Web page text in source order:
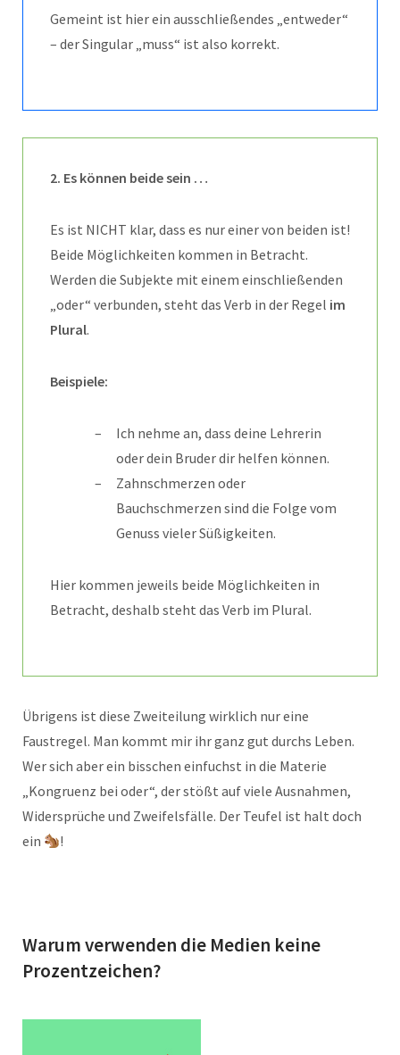
Gemeint ist hier ein ausschließendes „entweder“
– der Singular „muss“ ist also korrekt.
2. Es können beide sein …
Es ist NICHT klar, dass es nur einer von beiden ist!
Beide Möglichkeiten kommen in Betracht.
Werden die Subjekte mit einem einschließenden
„oder“ verbunden, steht das Verb in der Regel im
Plural.
Beispiele:
Ich nehme an, dass deine Lehrerin
oder dein Bruder dir helfen können.
Zahnschmerzen oder
Bauchschmerzen sind die Folge vom
Genuss vieler Süßigkeiten.
Hier kommen jeweils beide Möglichkeiten in
Betracht, deshalb steht das Verb im Plural.
Übrigens ist diese Zweiteilung wirklich nur eine
Faustregel. Man kommt mir ihr ganz gut durchs Leben.
Wer sich aber ein bisschen einfuchst in die Materie
„Kongruenz bei oder“, der stößt auf viele Ausnahmen,
Widersprüche und Zweifelsfälle. Der Teufel ist halt doch
ein
!
Warum verwenden die Medien keine
Prozentzeichen?